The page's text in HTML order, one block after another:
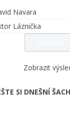
Navara
Láznička
Zobrazit
SI DNEŠNÍ